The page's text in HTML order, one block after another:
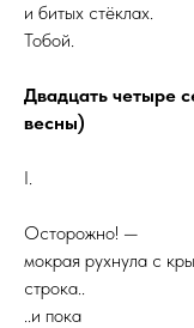
и битых стёклах.
Тобой.
Двадцать четыре
весны)
I.
Осторожно! —
мокрая рухнула с
строка..
..и пока